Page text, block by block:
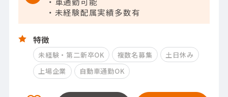
・未経験配属実績多数有
特徴
未経験・第二新卒OK 複数名募集
土日休み
上場企業
自動車通勤OK